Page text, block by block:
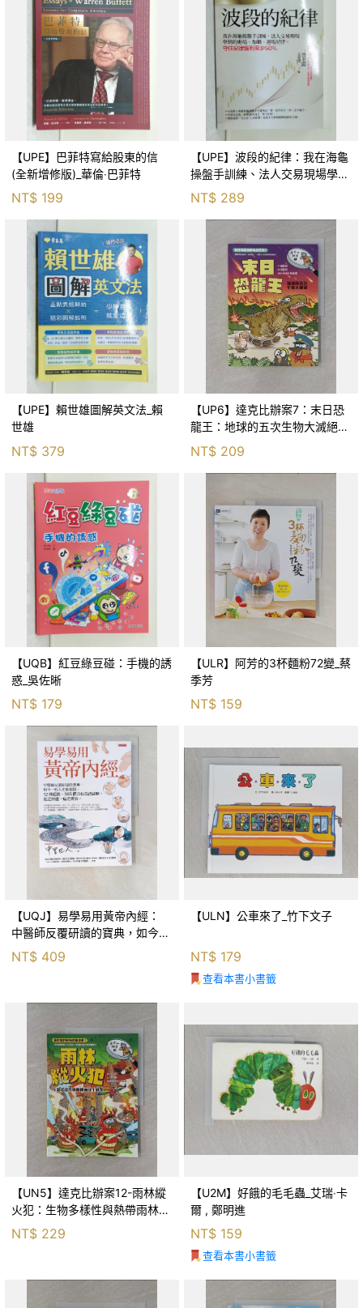
【UPE】巴菲特寫給股東的信
(全新增修版)_華倫‧巴菲特
NT$ 199
【UPE】波段的紀律：我在海龜
操盤手訓練、法人交易現場學到
的進場、加碼、退場紀律，守住
紀律獲利至少50％_雷老闆
NT$ 289
【UPE】賴世雄圖解英文法_賴
世雄
NT$ 379
【UP6】達克比辦案7：末日恐
龍王：地球的五次生物大滅絕_
胡妙芬
NT$ 209
【UQB】紅豆綠豆碰：手機的誘
惑_吳佐晰
NT$ 179
【ULR】阿芳的3杯麵粉72變_蔡
季芳
NT$ 159
【UQJ】易學易用黃帝內經：
中醫師反覆研讀的寶典，如今一
般人也能實踐。12條經絡、365
個穴位白話詳解，經之所過，病
NT$ 409
【ULN】公車來了_竹下文子
NT$ 179
查看本書小書籤
【UN5】達克比辦案12-雨林縱
火犯：生物多樣性與熱帶雨林生
態系_柯智元
NT$ 229
【U2M】好餓的毛毛蟲_艾瑞‧卡
爾 , 鄭明進
NT$ 159
查看本書小書籤